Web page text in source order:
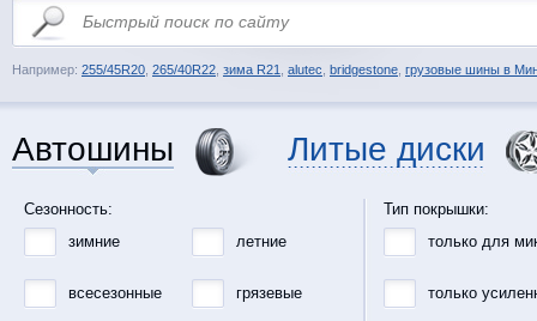
Например: 255/45R20 265/40R22 зима R21 alutec bridgestone грузовые шины в
Автошины Литые диски
Сезонность:
зимние
летние
всесезонные грязевые
Тип покрышки:
только для
только